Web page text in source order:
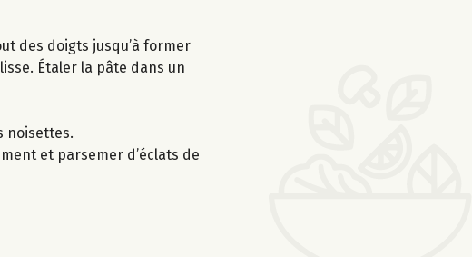
des doigts jusqu’à former
Étaler la pâte dans un
noisettes.
et parsemer d’éclats de